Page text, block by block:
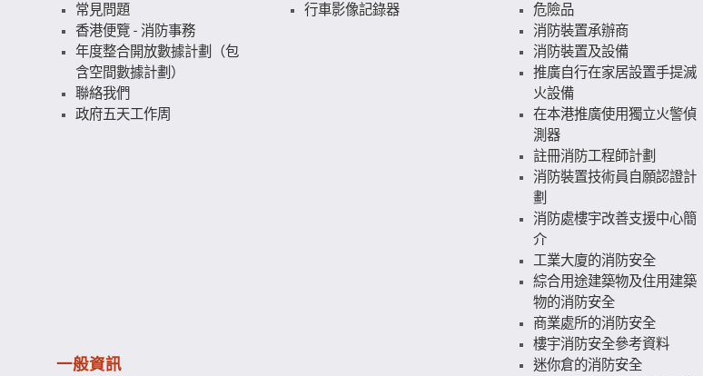
常見問題
香港便覽 - 消防事務
年度整合開放數據計劃（包
含空間數據計劃）
聯絡我們
政府五天工作周
一般資訊
行車影像記錄器
危險品
消防裝置承辦商
消防裝置及設備
推廣自行在家居設置手提滅
火設備
在本港推廣使用獨立火警偵
測器
註冊消防工程師計劃
消防裝置技術員自願認證計
劃
消防處樓宇改善支援中心簡
介
工業大廈的消防安全
綜合用途建築物及住用建築
物的消防安全
商業處所的消防安全
樓宇消防安全參考資料
迷你倉的消防安全